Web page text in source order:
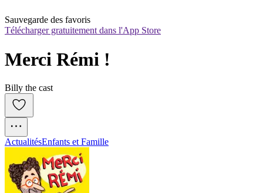
Sauvegarde des favoris
Télécharger gratuitement dans l'App Store
Merci Rémi !
Billy the cast
ActualitésEnfants et Famille